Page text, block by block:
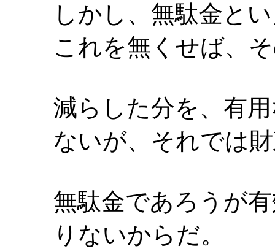
しかし、無駄金とい
これを無くせば、
減らした分を、有
ないが、それでは
無駄金であろうが有
りないからだ。